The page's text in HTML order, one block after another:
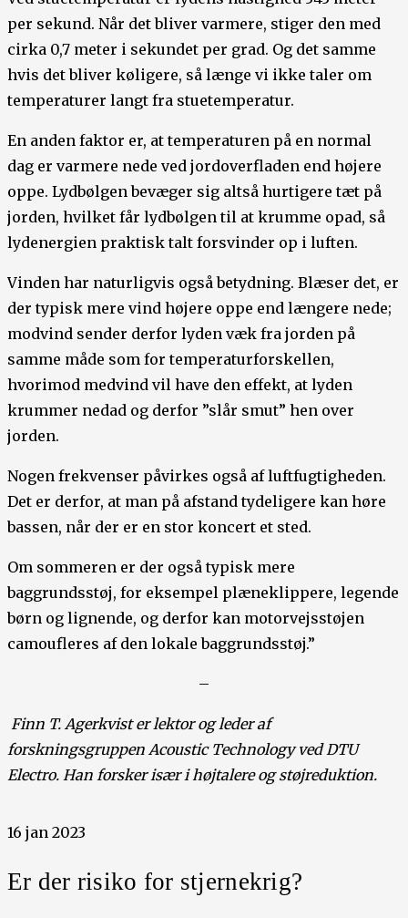
per sekund. Når det bliver varmere, stiger den med
cirka 0,7 meter i sekundet per grad. Og det samme
hvis det bliver køligere, så længe vi ikke taler om
temperaturer langt fra stuetemperatur.
En anden faktor er, at temperaturen på en normal
dag er varmere nede ved jordoverfladen end højere
oppe. Lydbølgen bevæger sig altså hurtigere tæt på
jorden, hvilket får lydbølgen til at krumme opad, så
lydenergien praktisk talt forsvinder op i luften.
Vinden har naturligvis også betydning. Blæser det, er
der typisk mere vind højere oppe end længere nede;
modvind sender derfor lyden væk fra jorden på
samme måde som for temperaturforskellen,
hvorimod medvind vil have den effekt, at lyden
krummer nedad og derfor ”slår smut” hen over
jorden.
Nogen frekvenser påvirkes også af luftfugtigheden.
Det er derfor, at man på afstand tydeligere kan høre
bassen, når der er en stor koncert et sted.
Om sommeren er der også typisk mere
baggrundsstøj, for eksempel plæneklippere, legende
børn og lignende, og derfor kan motorvejsstøjen
camoufleres af den lokale baggrundsstøj.”
–
Finn T. Agerkvist er lektor og leder af
forskningsgruppen Acoustic Technology ved DTU
Electro. Han forsker især i højtalere og støjreduktion.
16 jan 2023
Er der risiko for stjernekrig?